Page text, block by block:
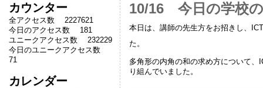
カウンター
全アクセス数 2227621
今日のアクセス数 181
ユニークアクセス数 232229
今日のユニークアクセス数
71
カレンダー
10/16 今日の学校
本日は、講師の先生方をお招きし、
た。
多角形の内角の和の求め方について、
り組んでいました。